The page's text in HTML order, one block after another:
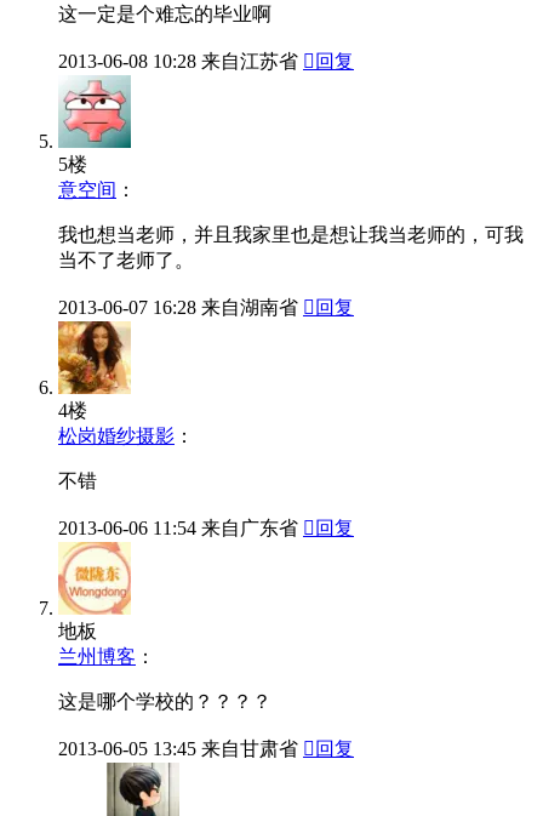
这一定是个难忘的毕业啊
2013-06-08 10:28 来自江苏省  回复
5楼
意空间 ：
我也想当老师，并且我家里也是想让我当老师的，可我
当不了老师了。
2013-06-07 16:28 来自湖南省  回复
4楼
松岗婚纱摄影 ：
不错
2013-06-06 11:54 来自广东省  回复
地板
兰州博客 ：
这是哪个学校的？？？？
2013-06-05 13:45 来自甘肃省  回复